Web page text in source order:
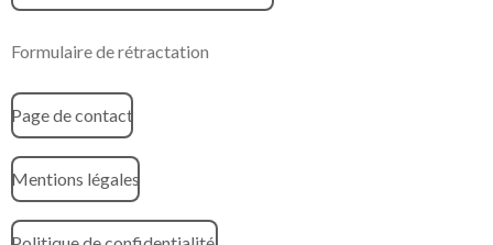
Formulaire de rétractation
Page de contact
Mentions légales